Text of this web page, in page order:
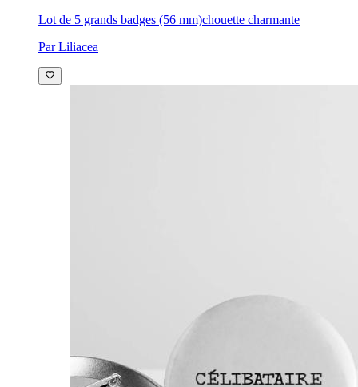
Lot de 5 grands badges (56 mm)chouette charmante
Par Liliacea